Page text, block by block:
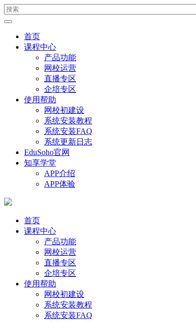
首页
课程中心
产品功能
网校运营
直播专区
企培专区
使用帮助
网校初建设
系统安装教程
系统安装FAQ
系统更新日志
EduSoho官网
知享学堂
APP介绍
APP体验
首页
课程中心
产品功能
网校运营
直播专区
企培专区
使用帮助
网校初建设
系统安装教程
系统安装FAQ